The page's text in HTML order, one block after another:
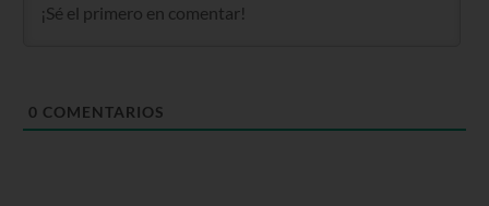
0 COMENTARIOS